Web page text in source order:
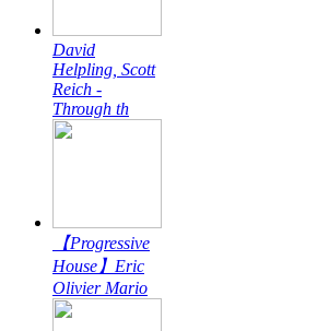
David
Helpling, Scott
Reich -
Through th
【Progressive
House】Eric
Olivier Mario